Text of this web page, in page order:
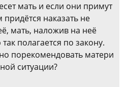
мать и если они примут
наказать не
мать, наложив на неё
полагается по закону.
порекомендовать матери
ситуации?